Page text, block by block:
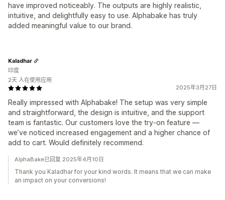
have improved noticeably. The outputs are highly realistic,
intuitive, and delightfully easy to use. Alphabake has truly
added meaningful value to our brand.
2025年3月27日
Really impressed with Alphabake! The setup was very simple
and straightforward, the design is intuitive, and the support
team is fantastic. Our customers love the try-on feature —
we’ve noticed increased engagement and a higher chance of
add to cart. Would definitely recommend.
Kaladhar
印度
2天 人在使用应用
AlphaBake已回复 2025年4月10日
Thank you Kaladhar for your kind words. It means that we can make
an impact on your conversions!